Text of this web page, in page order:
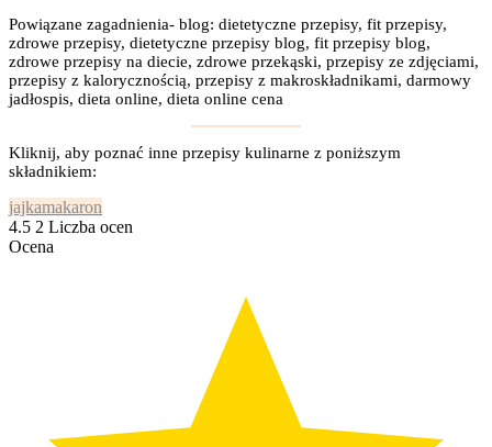
Powiązane zagadnienia- blog: dietetyczne przepisy, fit przepisy,
zdrowe przepisy, dietetyczne przepisy blog, fit przepisy blog,
zdrowe przepisy na diecie, zdrowe przekąski, przepisy ze zdjęciami,
przepisy z kalorycznością, przepisy z makroskładnikami, darmowy
jadłospis, dieta online, dieta online cena
Kliknij, aby poznać inne przepisy kulinarne z poniższym
składnikiem:
jajkamakaron
4.5 2 Liczba ocen
Ocena